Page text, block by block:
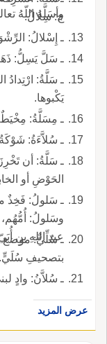
وأسَلَّهُ اللّهُ
ج: سِلالٌ.
ـ إِسْلالُ:
ـ سَلَّ يَسِلُّ:
ـ سَلَّةُ:
يَكْبوها.
ـ مِسَلَّةُ:
ـ سُلاَّءَةُ:
ـ سَلَّةُ: أن
الحَوْضِ أو
ـ سَلولُ: فَخِذٌ
وسَلولُ: أُمُّهُم،
عبدِ اللهِ بنِ
ـ سُلِّيٌّ: موضع
بتصحيفِ سُلَيٍّ.
ـ سُلاَّنُ: وادٍ
عرض المزيد